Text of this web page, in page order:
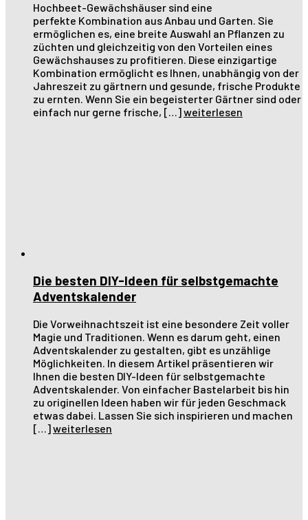
Hochbeet-Gewächshäuser sind eine
perfekte Kombination aus Anbau und Garten. Sie
ermöglichen es, eine breite Auswahl an Pflanzen zu
züchten und gleichzeitig von den Vorteilen eines
Gewächshauses zu profitieren. Diese einzigartige
Kombination ermöglicht es Ihnen, unabhängig von der
Jahreszeit zu gärtnern und gesunde, frische Produkte
zu ernten. Wenn Sie ein begeisterter Gärtner sind oder
einfach nur gerne frische, […]weiterlesen
Die besten DIY-Ideen für selbstgemachte
Adventskalender
Die Vorweihnachtszeit ist eine besondere Zeit voller
Magie und Traditionen. Wenn es darum geht, einen
Adventskalender zu gestalten, gibt es unzählige
Möglichkeiten. In diesem Artikel präsentieren wir
Ihnen die besten DIY-Ideen für selbstgemachte
Adventskalender. Von einfacher Bastelarbeit bis hin
zu originellen Ideen haben wir für jeden Geschmack
etwas dabei. Lassen Sie sich inspirieren und machen
[…]weiterlesen